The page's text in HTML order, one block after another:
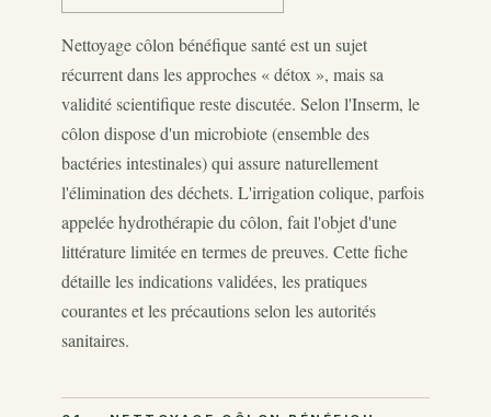
Nettoyage côlon bénéfique santé est un sujet
récurrent dans les approches « détox », mais sa
validité scientifique reste discutée. Selon l'Inserm, le
côlon dispose d'un microbiote (ensemble des
bactéries intestinales) qui assure naturellement
l'élimination des déchets. L'irrigation colique, parfois
appelée hydrothérapie du côlon, fait l'objet d'une
littérature limitée en termes de preuves. Cette fiche
détaille les indications validées, les pratiques
courantes et les précautions selon les autorités
sanitaires.